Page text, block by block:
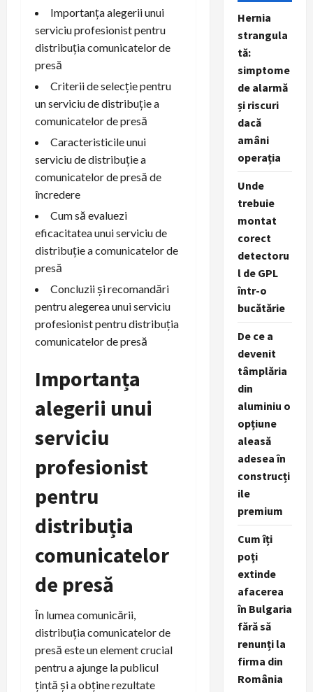
Importanța alegerii unui
serviciu profesionist pentru
distribuția comunicatelor de
presă
Criterii de selecție pentru
un serviciu de distribuție a
comunicatelor de presă
Caracteristicile unui
serviciu de distribuție a
comunicatelor de presă de
încredere
Cum să evaluezi
eficacitatea unui serviciu de
distribuție a comunicatelor de
presă
Concluzii și recomandări
pentru alegerea unui serviciu
profesionist pentru distribuția
comunicatelor de presă
Importanța
alegerii unui
serviciu
profesionist
pentru
distribuția
comunicatelor
de presă
În lumea comunicării,
distribuția comunicatelor de
presă este un element crucial
pentru a ajunge la publicul
țintă și a obține rezultate
Hernia
strangula
tă:
simptome
de alarmă
și riscuri
dacă
amâni
operația
Unde
trebuie
montat
corect
detectoru
l de GPL
într-o
bucătărie
De ce a
devenit
tâmplăria
din
aluminiu o
opțiune
aleasă
adesea în
construcți
ile
premium
Cum îți
poți
extinde
afacerea
în Bulgaria
fără să
renunți la
firma din
România